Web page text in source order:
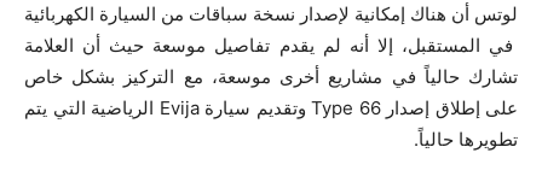
لوتس أن هناك إمكانية لإصدار نسخة سباقات من السيارة الكهربائية
في المستقبل، إلا أنه لم يقدم تفاصيل موسعة حيث أن العلامة
تشارك حالياً في مشاريع أخرى موسعة، مع التركيز بشكل خاص
على إطلاق إصدار Type 66 وتقديم سيارة Evija الرياضية التي يتم
تطويرها حالياً.